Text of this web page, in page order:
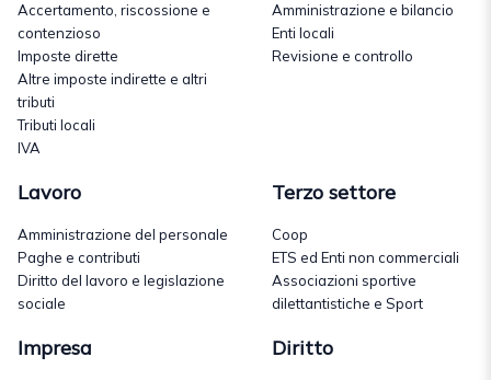
Accertamento, riscossione e
contenzioso
Imposte dirette
Altre imposte indirette e altri
tributi
Tributi locali
IVA
Amministrazione e bilancio
Enti locali
Revisione e controllo
Lavoro
Amministrazione del personale
Paghe e contributi
Diritto del lavoro e legislazione
sociale
Terzo settore
Coop
ETS ed Enti non commerciali
Associazioni sportive
dilettantistiche e Sport
Impresa Diritto